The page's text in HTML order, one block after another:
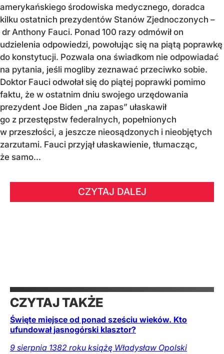
amerykańskiego środowiska medycznego, doradca
kilku ostatnich prezydentów Stanów Zjednoczonych –
dr Anthony Fauci. Ponad 100 razy odmówił on
udzielenia odpowiedzi, powołując się na piątą poprawkę
do konstytucji. Pozwala ona świadkom nie odpowiadać
na pytania, jeśli mogliby zeznawać przeciwko sobie.
Doktor Fauci odwołał się do piątej poprawki pomimo
faktu, że w ostatnim dniu swojego urzędowania
prezydent Joe Biden „na zapas” ułaskawił
go z przestępstw federalnych, popełnionych
w przeszłości, a jeszcze nieosądzonych i nieobjętych
zarzutami. Fauci przyjął ułaskawienie, tłumacząc,
że samo...
CZYTAJ DALEJ
CZYTAJ TAKŻE
Święte miejsce od ponad sześciu wieków. Kto
ufundował jasnogórski klasztor?
9 sierpnia 1382 roku książę Władysław Opolski